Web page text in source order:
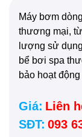
Máy bơm
thương mại,
lượng sử
bể bơi spa
bảo hoạt
Giá: Liên
SĐT: 093